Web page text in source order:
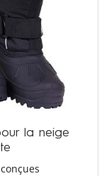
la neige